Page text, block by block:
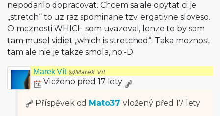
nepodarilo dopracovat. Chcem sa ale opytat ci je
„stretch“ to uz raz spominane tzv. ergativne sloveso.
O moznosti WHICH som uvazoval, lenze to by som
tam musel vidiet „which is stretched“. Taka moznost
tam ale nie je takze smola, no:-D
Marek Vít @Marek Vít
Vloženo před 17 lety
Příspěvek od Mato37 vložený před 17 lety